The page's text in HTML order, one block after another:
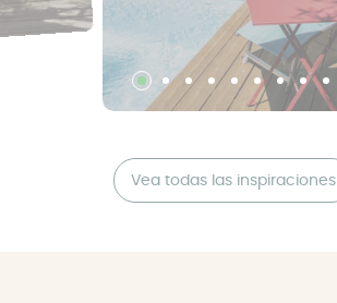
Vea todas las inspiraciones